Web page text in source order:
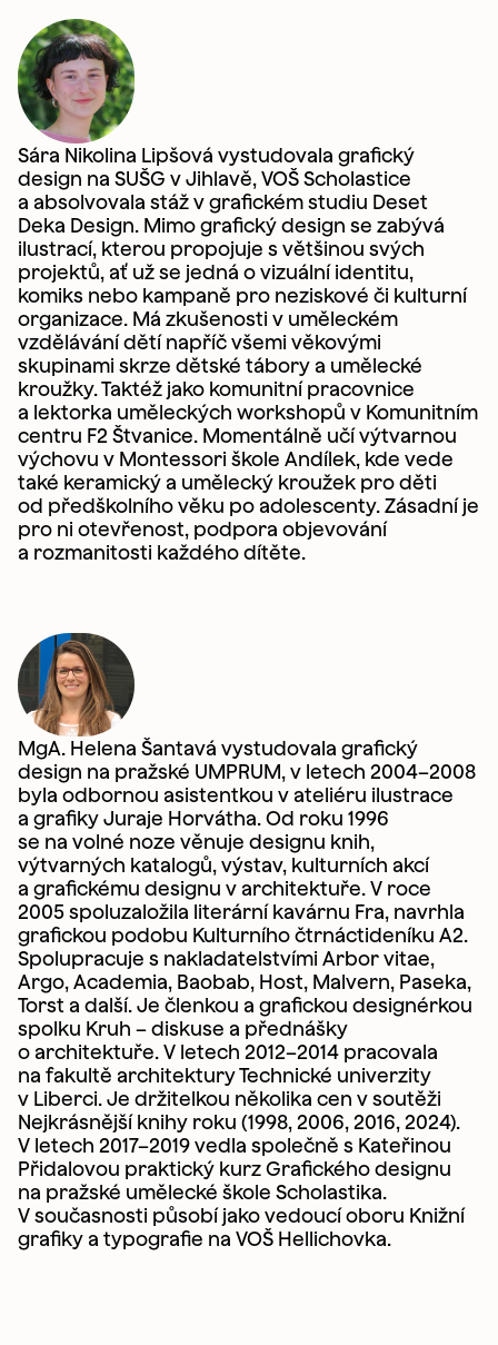
Sára Nikolina Lipšová vystudovala grafický
design na SUŠG v Jihlavě, VOŠ Scholastice
a absolvovala stáž v grafickém studiu Deset
Deka Design. Mimo grafický design se zabývá
ilustrací, kterou propojuje s většinou svých
projektů, ať už se jedná o vizuální identitu,
komiks nebo kampaně pro neziskové či kulturní
organizace. Má zkušenosti v uměleckém
vzdělávání dětí napříč všemi věkovými
skupinami skrze dětské tábory a umělecké
kroužky. Taktéž jako komunitní pracovnice
a lektorka uměleckých workshopů v Komunitním
centru F2 Štvanice. Momentálně učí výtvarnou
výchovu v Montessori škole Andílek, kde vede
také keramický a umělecký kroužek pro děti
od předškolního věku po adolescenty. Zásadní je
pro ni otevřenost, podpora objevování
a rozmanitosti každého dítěte.
MgA. Helena Šantavá vystudovala grafický
design na pražské UMPRUM, v letech 2004–2008
byla odbornou asistentkou v ateliéru ilustrace
a grafiky Juraje Horvátha. Od roku 1996
se na volné noze věnuje designu knih,
výtvarných katalogů, výstav, kulturních akcí
a grafickému designu v architektuře. V roce
2005 spoluzaložila literární kavárnu Fra, navrhla
grafickou podobu Kulturního čtrnáctideníku A2.
Spolupracuje s nakladatelstvími Arbor vitae,
Argo, Academia, Baobab, Host, Malvern, Paseka,
Torst a další. Je členkou a grafickou designérkou
spolku Kruh – diskuse a přednášky
o architektuře. V letech 2012–2014 pracovala
na fakultě architektury Technické univerzity
v Liberci. Je držitelkou několika cen v soutěži
Nejkrásnější knihy roku (1998, 2006, 2016, 2024).
V letech 2017–2019 vedla společně s Kateřinou
Přidalovou praktický kurz Grafického designu
na pražské umělecké škole Scholastika.
V současnosti působí jako vedoucí oboru Knižní
grafiky a typografie na VOŠ Hellichovka.
Váš e-mail*
Objednávám dílnu*
Objednáváte-li program pro školu, vyplňte název
školy
Preferovaný termín zahájení / časový plán
Poznámka k objednávce